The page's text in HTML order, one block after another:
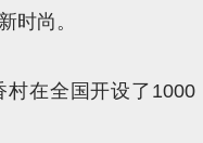
时尚。
村在全国开设了1000